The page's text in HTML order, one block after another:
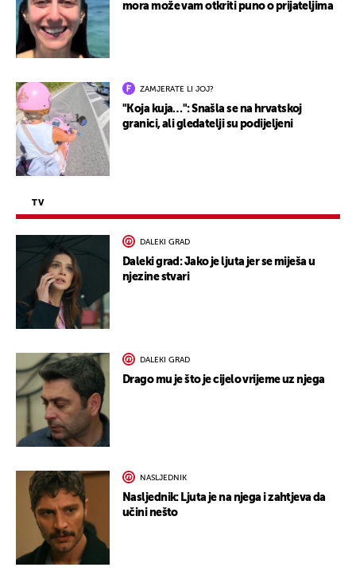
mora može vam otkriti puno o prijateljima
ZAMJERATE LI JOJ?
"Koja kuja…": Snašla se na hrvatskoj
granici, ali gledatelji su podijeljeni
TV
DALEKI GRAD
Daleki grad: Jako je ljuta jer se miješa u
njezine stvari
DALEKI GRAD
Drago mu je što je cijelo vrijeme uz njega
NASLJEDNIK
Nasljednik: Ljuta je na njega i zahtjeva da
učini nešto